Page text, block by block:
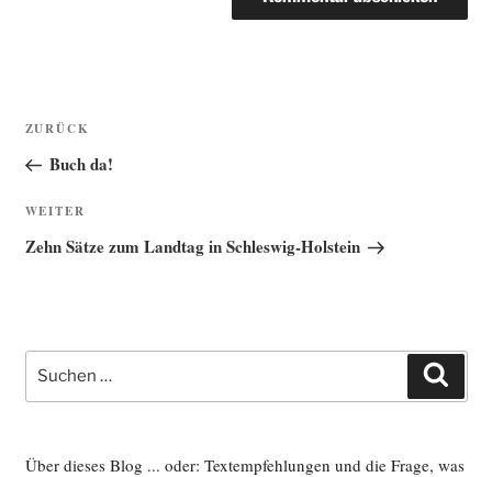
Beitragsnavigation
Vorheriger
Beitrag
ZURÜCK
Buch da!
Nächster
Beitrag
WEITER
Zehn Sätze zum Landtag in Schleswig-Holstein
Suche
nach:
Über dieses Blog ... oder: Textempfehlungen und die Frage, was